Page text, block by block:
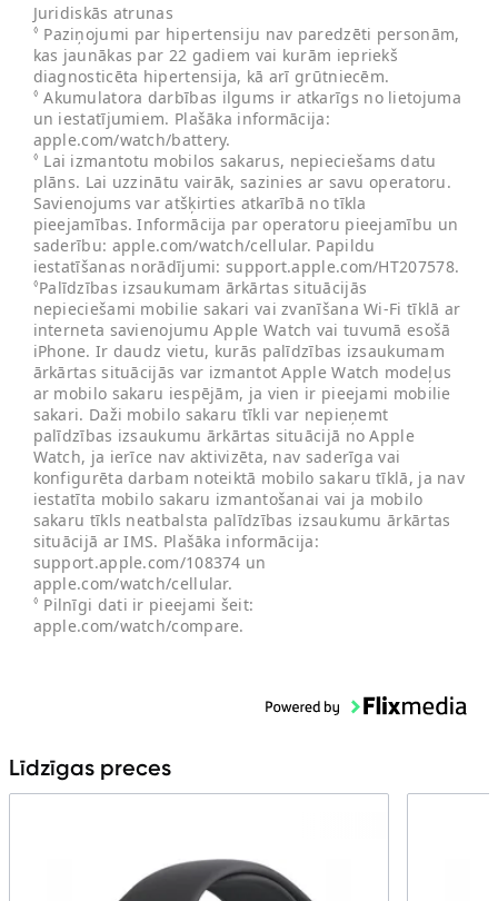
Juridiskās atrunas
◊ Paziņojumi par hipertensiju nav paredzēti personām,
kas jaunākas par 22 gadiem vai kurām iepriekš
diagnosticēta hipertensija, kā arī grūtniecēm.
◊ Akumulatora darbības ilgums ir atkarīgs no lietojuma
un iestatījumiem. Plašāka informācija:
apple.com/watch/battery.
◊ Lai izmantotu mobilos sakarus, nepieciešams datu
plāns. Lai uzzinātu vairāk, sazinies ar savu operatoru.
Savienojums var atšķirties atkarībā no tīkla
pieejamības. Informācija par operatoru pieejamību un
saderību: apple.com/watch/cellular. Papildu
iestatīšanas norādījumi: support.apple.com/HT207578.
◊Palīdzības izsaukumam ārkārtas situācijās
nepieciešami mobilie sakari vai zvanīšana Wi-Fi tīklā ar
interneta savienojumu Apple Watch vai tuvumā esošā
iPhone. Ir daudz vietu, kurās palīdzības izsaukumam
ārkārtas situācijās var izmantot Apple Watch modeļus
ar mobilo sakaru iespējām, ja vien ir pieejami mobilie
sakari. Daži mobilo sakaru tīkli var nepieņemt
palīdzības izsaukumu ārkārtas situācijā no Apple
Watch, ja ierīce nav aktivizēta, nav saderīga vai
konfigurēta darbam noteiktā mobilo sakaru tīklā, ja nav
iestatīta mobilo sakaru izmantošanai vai ja mobilo
sakaru tīkls neatbalsta palīdzības izsaukumu ārkārtas
situācijā ar IMS. Plašāka informācija:
support.apple.com/108374 un
apple.com/watch/cellular.
◊ Pilnīgi dati ir pieejami šeit:
apple.com/watch/compare.
Līdzīgas preces